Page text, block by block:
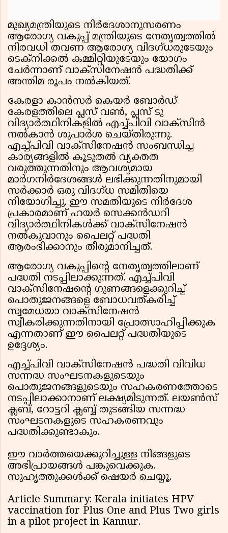
മുഖ്യമന്ത്രിയുടെ നിർദേശാനുസരണം
ആരോഗ്യ വകുപ്പ് മന്ത്രിയുടെ നേതൃത്വത്തിൽ
നിരവധി തവണ ആരോഗ്യ വിദഗ്ധരുടേയും
ടെക്‌നിക്കൽ കമ്മിറ്റിയുടേയും യോഗം
ചേർന്നാണ് വാക്‌സിനേഷൻ പദ്ധതിക്ക്
അന്തിമ രൂപം നൽകിയത്.
കേരളാ കാൻസർ കെയർ ബോർഡ്
കേരളത്തിലെ പ്ലസ് വൺ, പ്ലസ് ടു
വിദ്യാർത്ഥിനികളിൽ എച്ച്പിവി വാക്‌സിൻ
നൽകാൻ ശുപാർശ ചെയ്തിരുന്നു.
എച്ച്പിവി വാക്‌സിനേഷൻ സംബന്ധിച്ച
കാര്യങ്ങളിൽ കൂടുതൽ വ്യക്തത
വരുത്തുന്നതിനും ആവശ്യമായ
മാർഗനിർദേശങ്ങൾ ലഭിക്കുന്നതിനുമായി
സർക്കാർ ഒരു വിദഗ്ധ സമിതിയെ
നിയോഗിച്ചു. ഈ സമതിയുടെ നിർദേശ
പ്രകാരമാണ് ഹയർ സെക്കൻഡറി
വിദ്യാർത്ഥിനികൾക്ക് വാക്‌സിനേഷൻ
നൽകുവാനും പൈലറ്റ് പദ്ധതി
ആരംഭിക്കാനും തീരുമാനിച്ചത്.
ആരോഗ്യ വകുപ്പിന്റെ നേതൃത്വത്തിലാണ്
പദ്ധതി നടപ്പിലാക്കുന്നത്. എച്ച്പിവി
വാക്‌സിനേഷന്റെ ഗുണങ്ങളെക്കുറിച്ച്
പൊതുജനങ്ങളെ ബോധവത്കരിച്ച്
സ്വമേധയാ വാക്‌സിനേഷൻ
സ്വീകരിക്കുന്നതിനായി പ്രോത്സാഹിപ്പിക്കുക
എന്നതാണ് ഈ പൈലറ്റ് പദ്ധതിയുടെ
ഉദ്ദേശ്യം.
എച്ച്പിവി വാക്‌സിനേഷൻ പദ്ധതി വിവിധ
സന്നദ്ധ സംഘടനകളുടെയും
പൊതുജനങ്ങളുടെയും സഹകരണത്തോടെ
നടപ്പിലാക്കാനാണ് ലക്ഷ്യമിടുന്നത്. ലയൺസ്
ക്ലബ്, റോട്ടറി ക്ലബ്ബ് തുടങ്ങിയ സന്നദ്ധ
സംഘടനകളുടെ സഹകരണവും
പദ്ധതിക്കുണ്ടാകും.
ഈ വാർത്തയെക്കുറിച്ചുള്ള നിങ്ങളുടെ
അഭിപ്രായങ്ങൾ പങ്കുവെക്കുക.
സുഹൃത്തുക്കൾക്ക് ഷെയർ ചെയ്യൂ.
Article Summary: Kerala initiates HPV
vaccination for Plus One and Plus Two girls
in a pilot project in Kannur.